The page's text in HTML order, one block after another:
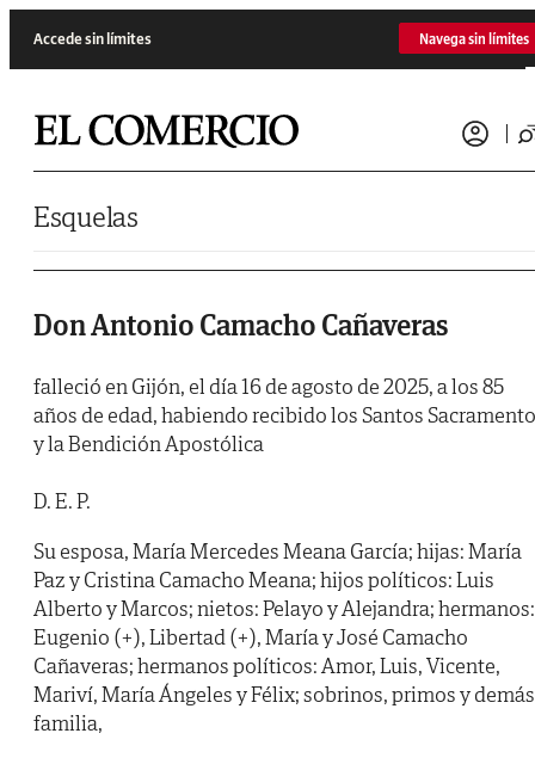
Accede sin límites Navega sin límites
Esquelas
Don Antonio Camacho Cañaveras
falleció en Gijón, el día 16 de agosto de 2025, a los 85
años de edad, habiendo recibido los Santos
y la Bendición Apostólica
D. E. P.
Su esposa, María Mercedes Meana García; hijas: María
Paz y Cristina Camacho Meana; hijos políticos: Luis
Alberto y Marcos; nietos: Pelayo y Alejandra; hermanos:
Eugenio (+), Libertad (+), María y José Camacho
Cañaveras; hermanos políticos: Amor, Luis, Vicente,
Mariví, María Ángeles y Félix; sobrinos, primos y demás
familia,